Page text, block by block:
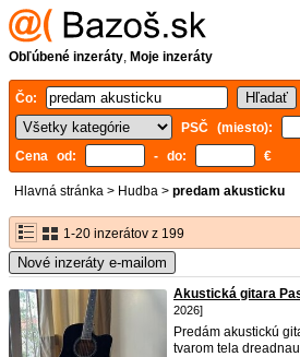
Obľúbené inzeráty, Moje inzeráty
Čo:
PSČ (miesto):
Cena od:
- do: €
Hlavná stránka > Hudba > predam akusticku
1-20 inzerátov z 199
Nové inzeráty e-mailom
Akustická gitara
2026]
Predám akustickú
tvarom tela